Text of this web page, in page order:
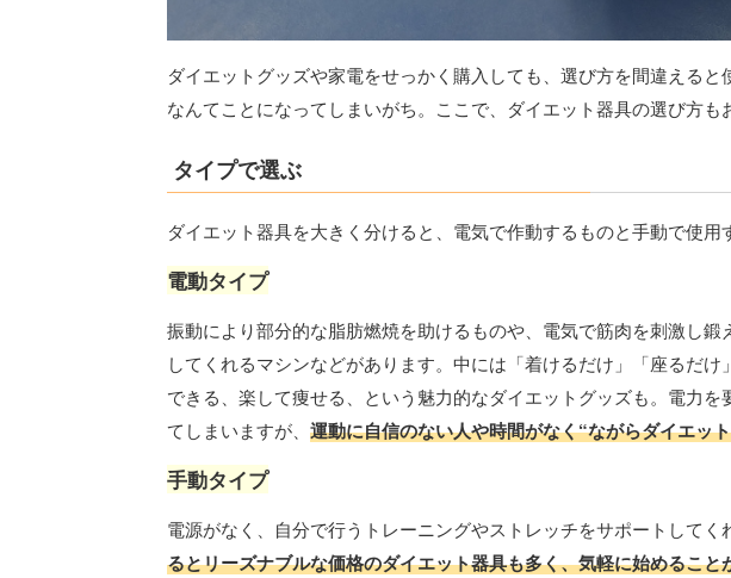
ダイエットグッズや家電をせっかく購入しても、選び方を間違えると
なんてことになってしまいがち。ここで、ダイエット器具の選び方も
タイプで選ぶ
ダイエット器具を大きく分けると、電気で作動するものと手動で使用
電動タイプ
振動により部分的な脂肪燃焼を助けるものや、電気で筋肉を刺激し
してくれるマシンなどがあります。中には「着けるだけ」「座るだ
できる、楽して痩せる、という魅力的なダイエットグッズも。電力
てしまいますが、 運動に自信のない人や時間がなく“ながらダイエッ
手動タイプ
電源がなく、自分で行うトレーニングやストレッチをサポートしてく
るとリーズナブルな価格のダイエット器具も多く、気軽に始めること